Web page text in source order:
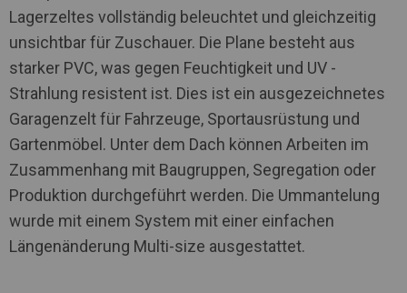
Lagerzeltes vollständig beleuchtet und gleichzeitig
unsichtbar für Zuschauer. Die Plane besteht aus
starker PVC, was gegen Feuchtigkeit und UV -
Strahlung resistent ist. Dies ist ein ausgezeichnetes
Garagenzelt für Fahrzeuge, Sportausrüstung und
Gartenmöbel. Unter dem Dach können Arbeiten im
Zusammenhang mit Baugruppen, Segregation oder
Produktion durchgeführt werden. Die Ummantelung
wurde mit einem System mit einer einfachen
Längenänderung Multi-size ausgestattet.